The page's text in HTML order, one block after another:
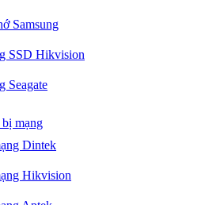
Samsung
SSD Hikvision
Seagate
mạng
Dintek
Hikvision